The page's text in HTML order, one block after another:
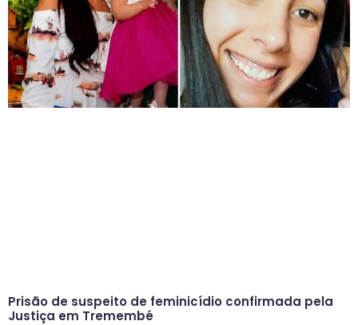
Prisão de suspeito de feminicídio confirmada pela
Justiça em Tremembé